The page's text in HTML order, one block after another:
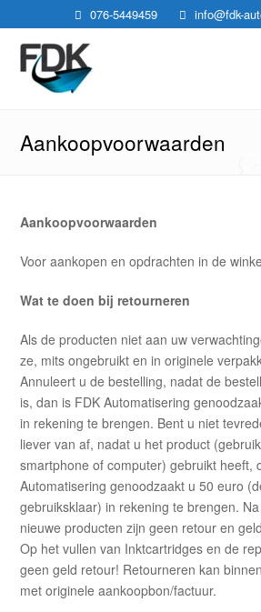
076-5449459 info@fdk-
Aankoopvoorwaarden
Aankoopvoorwaarden
Voor aankopen en opdrachten in de
Wat te doen bij retourneren
Als de producten niet aan uw
ze, mits ongebruikt en in originele
Annuleert u de bestelling, nadat de
is, dan is FDK Automatisering
in rekening te brengen. Bent u niet
liever van af, nadat u het product
smartphone of computer) gebruikt heeft,
Automatisering genoodzaakt u 50 euro
gebruiksklaar) in rekening te brengen.
nieuwe producten zijn geen retour en
Op het vullen van Inktcartridges en de
geen geld retour! Retourneren kan
met originele aankoopbon/factuur.